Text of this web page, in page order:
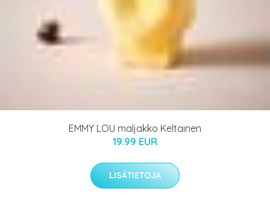
EMMY LOU maljakko Keltainen
19.99 EUR
LISÄTIETOJA